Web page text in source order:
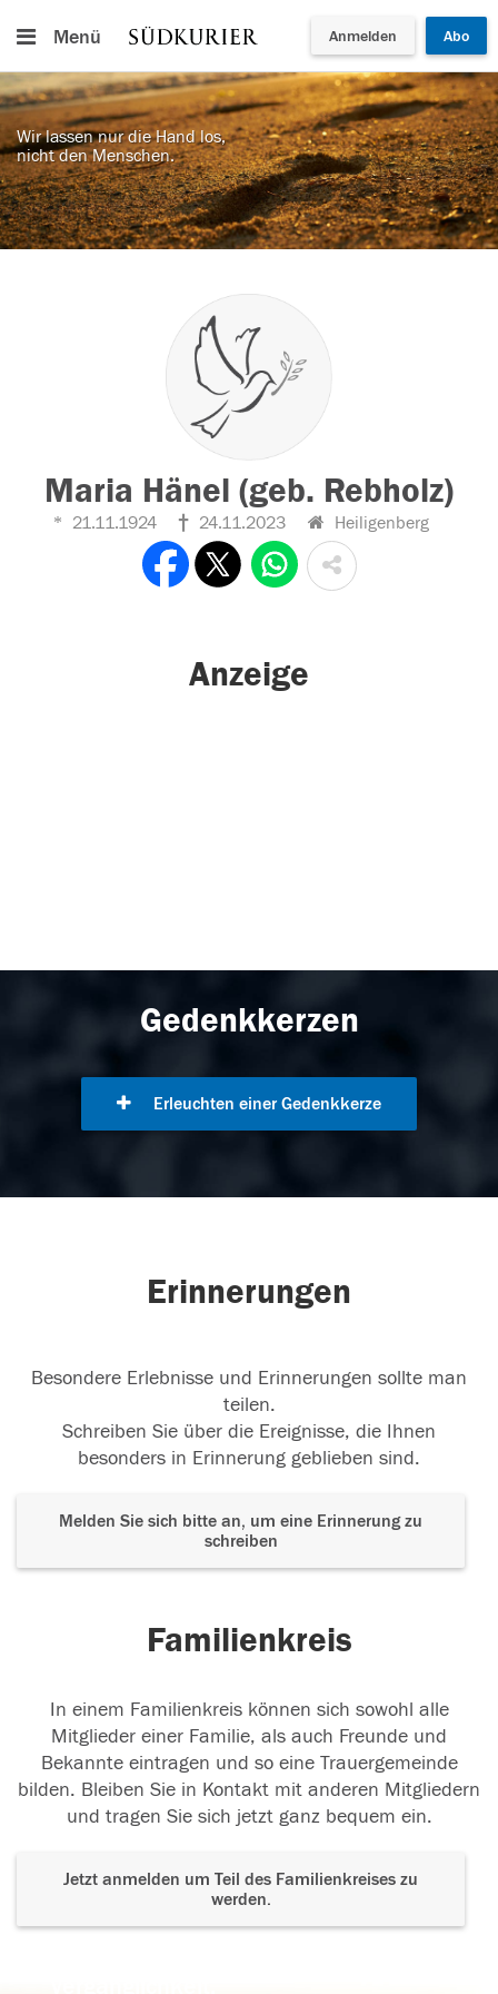
Menü Anmelden Abo
Wir lassen nur die Hand los,
nicht den Menschen.
Maria Hänel (geb. Rebholz)
21.11.1924 24.11.2023 Heiligenberg
Anzeige
Gedenkkerzen
Erleuchten einer Gedenkkerze
Erinnerungen
Besondere Erlebnisse und Erinnerungen sollte man
teilen.
Schreiben Sie über die Ereignisse, die Ihnen
besonders in Erinnerung geblieben sind.
Melden Sie sich bitte an, um eine Erinnerung zu
schreiben
Familienkreis
In einem Familienkreis können sich sowohl alle
Mitglieder einer Familie, als auch Freunde und
Bekannte eintragen und so eine Trauergemeinde
bilden. Bleiben Sie in Kontakt mit anderen Mitgliedern
und tragen Sie sich jetzt ganz bequem ein.
Jetzt anmelden um Teil des Familienkreises zu
werden.